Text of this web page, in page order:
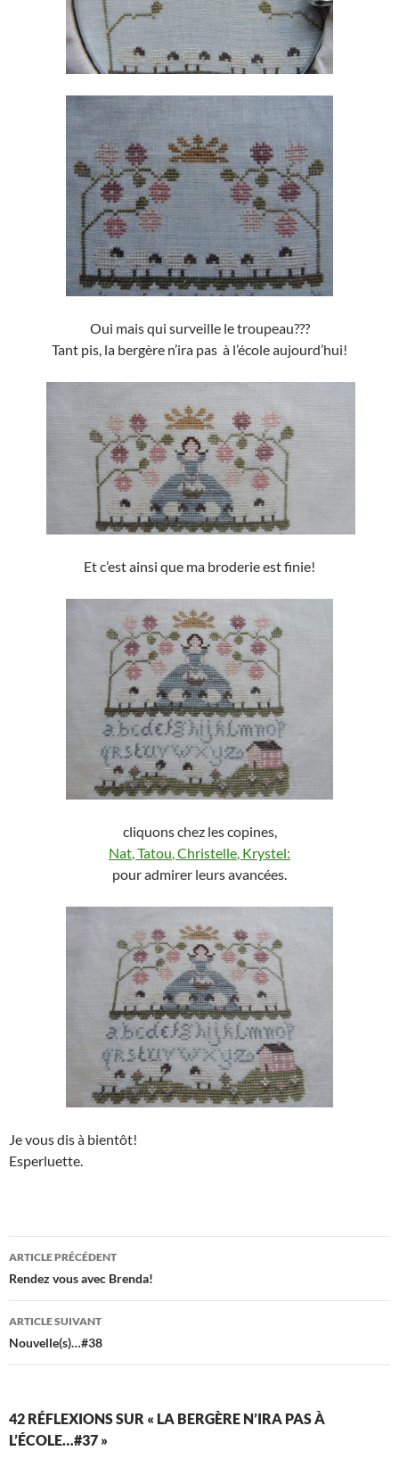
Oui mais qui surveille le troupeau???
Tant pis, la bergère n’ira pas à l’école aujourd’hui!
Et c’est ainsi que ma broderie est finie!
cliquons chez les copines,
Nat Tatou Christelle Krystel:
pour admirer leurs avancées.
Je vous dis à bientôt!
Esperluette.
Navigation
des
articles
ARTICLE PRÉCÉDENT
Rendez vous avec Brenda!
ARTICLE SUIVANT
Nouvelle(s)…#38
42 RÉFLEXIONS SUR « LA BERGÈRE N’IRA PAS À
L’ÉCOLE…#37 »